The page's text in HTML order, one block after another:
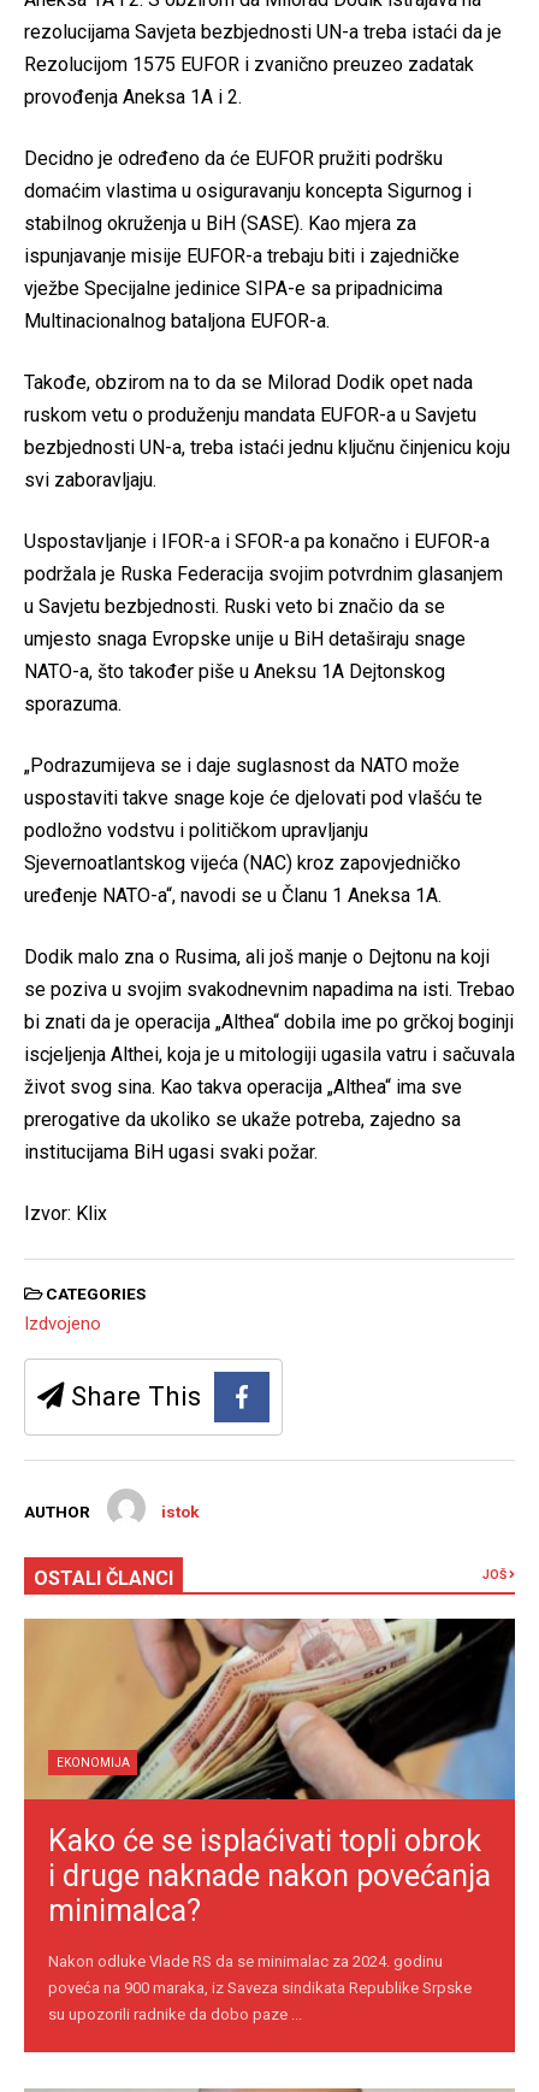
rezolucijama Savjeta bezbjednosti UN-a treba istaći da je
Rezolucijom 1575 EUFOR i zvanično preuzeo zadatak
provođenja Aneksa 1A i 2.
Decidno je određeno da će EUFOR pružiti podršku
domaćim vlastima u osiguravanju koncepta Sigurnog i
stabilnog okruženja u BiH (SASE). Kao mjera za
ispunjavanje misije EUFOR-a trebaju biti i zajedničke
vježbe Specijalne jedinice SIPA-e sa pripadnicima
Multinacionalnog bataljona EUFOR-a.
Takođe, obzirom na to da se Milorad Dodik opet nada
ruskom vetu o produženju mandata EUFOR-a u Savjetu
bezbjednosti UN-a, treba istaći jednu ključnu činjenicu koju
svi zaboravljaju.
Uspostavljanje i IFOR-a i SFOR-a pa konačno i EUFOR-a
podržala je Ruska Federacija svojim potvrdnim glasanjem
u Savjetu bezbjednosti. Ruski veto bi značio da se
umjesto snaga Evropske unije u BiH detaširaju snage
NATO-a, što također piše u Aneksu 1A Dejtonskog
sporazuma.
„Podrazumijeva se i daje suglasnost da NATO može
uspostaviti takve snage koje će djelovati pod vlašću te
podložno vodstvu i političkom upravljanju
Sjevernoatlantskog vijeća (NAC) kroz zapovjedničko
uređenje NATO-a“, navodi se u Članu 1 Aneksa 1A.
Dodik malo zna o Rusima, ali još manje o Dejtonu na koji
se poziva u svojim svakodnevnim napadima na isti. Trebao
bi znati da je operacija „Althea“ dobila ime po grčkoj boginji
iscjeljenja Althei, koja je u mitologiji ugasila vatru i sačuvala
život svog sina. Kao takva operacija „Althea“ ima sve
prerogative da ukoliko se ukaže potreba, zajedno sa
institucijama BiH ugasi svaki požar.
Izvor: Klix
CATEGORIES
Izdvojeno
Share This
AUTHOR istok
OSTALI ČLANCI JOŠ
EKONOMIJA
Kako će se isplaćivati topli obrok
i druge naknade nakon povećanja
minimalca?
Nakon odluke Vlade RS da se minimalac za 2024. godinu
poveća na 900 maraka, iz Saveza sindikata Republike Srpske
su upozorili radnike da dobo paze ...